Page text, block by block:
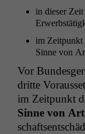
in dieser
im
Sinne von
Vor
dritte
im Zeit­punkt
Sinne von